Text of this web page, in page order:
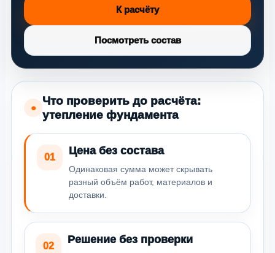
К расчёту
Посмотреть состав
●
Что проверить до расчёта:
утепление фундамента
01
Цена без состава
Одинаковая сумма может скрывать
разный объём работ, материалов и
доставки.
02
Решение без проверки